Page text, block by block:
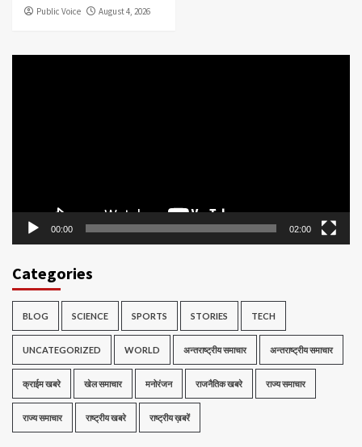
Public Voice August 4, 2026
00:00 02:00
Categories
BLOG SCIENCE SPORTS STORIES TECH
UNCATEGORIZED WORLD अन्तराष्ट्रीय समाचार अन्तराष्ट्रीय समाचार
क्राईम खबरे खेल समाचार मनोरंजन राजनैतिक खबरे राज्य समाचार
राज्य समाचार राष्ट्रीय खबरे राष्ट्रीय ख़बरें